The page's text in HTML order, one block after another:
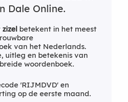
Dale Online.
zizelbetekent in het meest
van het Nederlands.
uitleg en betekenis van
woordenboek.
'RIJMDVD' en
op de eerste maand.